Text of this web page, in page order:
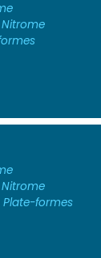
Nitrome
Nitrome
Plate-formes